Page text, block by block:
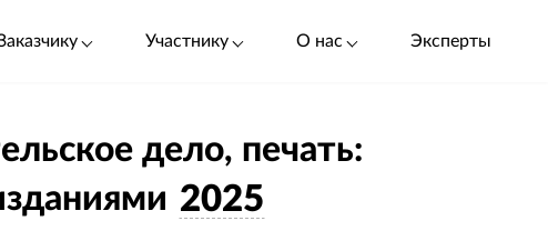
Участнику О нас Эксперты
дело, печать:
2025